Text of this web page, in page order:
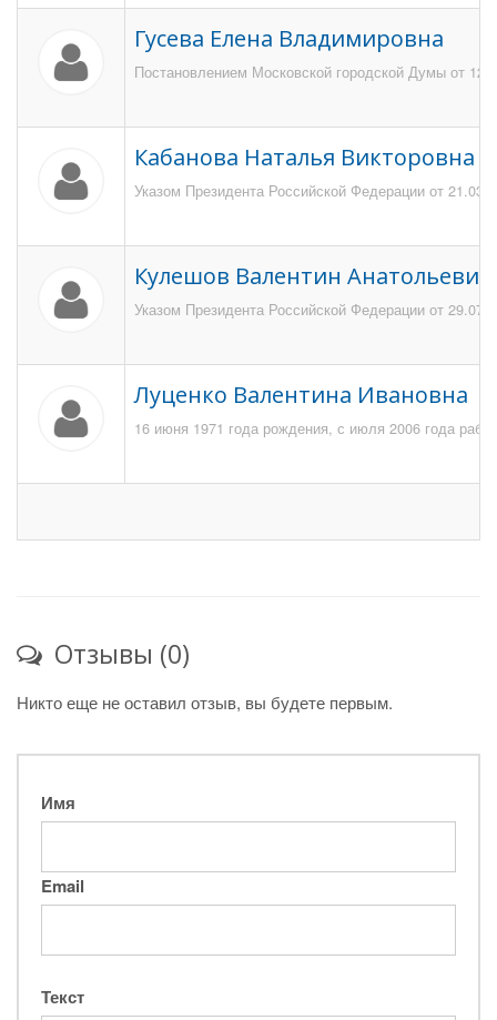
Гусева Елена Владимировна
Постановлением Московской городской Думы от
Кабанова Наталья Викторовна
Указом Президента Российской Федерации от
Кулешов Валентин Анатольевич
Указом Президента Российской Федерации от
Луценко Валентина Ивановна
16 июня 1971 года рождения, с июля 2006 года
Отзывы (0)
Никто еще не оставил отзыв, вы будете первым.
Имя
Email
Текст